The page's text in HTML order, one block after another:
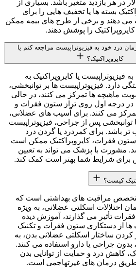
از 30 تا 200 دلار در هر بازدید متغیر باشد. بسیاری از
بسته ها یا تخفیف هایی را برای
می دهند و برخی از طرح های بیمه ممکن
را پوشش دهند.
درد خود به فیزیوتراپیست مراجعه کنم یا
کایروپراکتیک؟
فیزیوتراپیست یا کایروپراکتیک به
دارد. فیزیوتراپیست ها بر توانبخشی،
ماهیچه ها تمرکز می کنند، در حالی
در درجه اول روی تراز ستون فقرات و
می کنند. برای آسیب های عضلانی،
پس از جراحی، فیزیوتراپیست
باشد. برای کمردرد یا گردن درد
فقرات، کایروپراکتیک ممکن است
مشورت با پزشک می تواند به تعیین
برای شرایط شما بهتر است کمک کند.
متخصص مراقبت های بهداشتی است که
اختلالات اسکلتی عضلانی، به ویژه
تأثیر می گذارند، آموزش دیده
ها از دستکاری ستون فقرات و تکنیک
کردن ساختار اسکلتی عضلانی بدن، به
جراحی یا دارو استفاده می کنند.
کاهش درد و حمایت از توانایی بدن
طریق درمان های غیرتهاجمی است.